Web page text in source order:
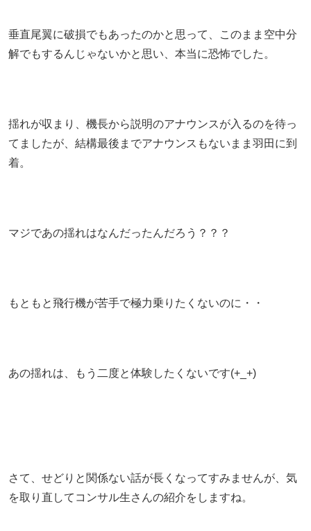
垂直尾翼に破損でもあったのかと思って、このまま空中分
解でもするんじゃないかと思い、本当に恐怖でした。
揺れが収まり、機長から説明のアナウンスが入るのを待っ
てましたが、結構最後までアナウンスもないまま羽田に到
着。
マジであの揺れはなんだったんだろう？？？
もともと飛行機が苦手で極力乗りたくないのに・・
あの揺れは、もう二度と体験したくないです(+_+)
さて、せどりと関係ない話が長くなってすみませんが、気
を取り直してコンサル生さんの紹介をしますね。